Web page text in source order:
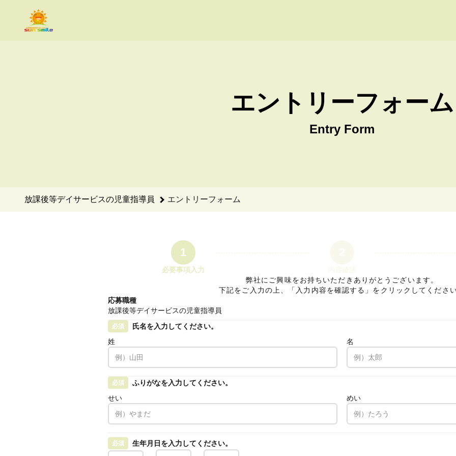
エントリーフォーム
Entry Form
放課後等デイサービスの児童指導員 エントリーフォーム
1
必要事項入力
弊社にご興味をお持ちいただきありがとうございます。
下記をご入力の上、「入力内容を確認する」をクリックしてください
応募職種
放課後等デイサービスの児童指導員
必須
氏名を入力してください。
姓
名
必須
ふりがなを入力してください。
せい
めい
必須 生年月日を入力してください。